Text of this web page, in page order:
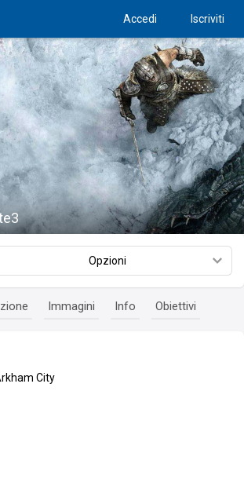
Accedi Iscriviti
Opzioni
Immagini Info Obiettivi
City